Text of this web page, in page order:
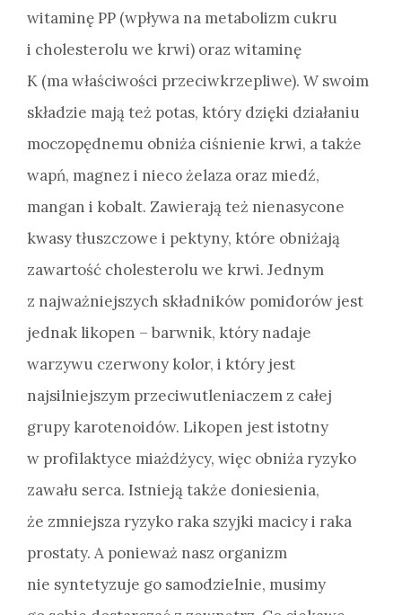
witaminę PP (wpływa na metabolizm cukru
i cholesterolu we krwi) oraz witaminę
K (ma właściwości przeciwkrzepliwe). W swoim
składzie mają też potas, który dzięki działaniu
moczopędnemu obniża ciśnienie krwi, a także
wapń, magnez i nieco żelaza oraz miedź,
mangan i kobalt. Zawierają też nienasycone
kwasy tłuszczowe i pektyny, które obniżają
zawartość cholesterolu we krwi. Jednym
z najważniejszych składników pomidorów jest
jednak likopen – barwnik, który nadaje
warzywu czerwony kolor, i który jest
najsilniejszym przeciwutleniaczem z całej
grupy karotenoidów. Likopen jest istotny
w profilaktyce miażdżycy, więc obniża ryzyko
zawału serca. Istnieją także doniesienia,
że zmniejsza ryzyko raka szyjki macicy i raka
prostaty. A ponieważ nasz organizm
nie syntetyzuje go samodzielnie, musimy